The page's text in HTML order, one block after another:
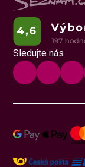
Sledujte nás